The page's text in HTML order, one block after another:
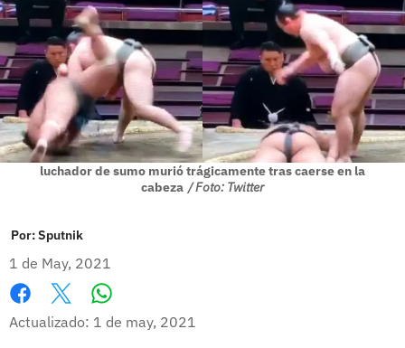
luchador de sumo murió trágicamente tras caerse en la
cabeza / Foto: Twitter
Por:Sputnik
1 de May, 2021
Facebook
X
Actualizado: 1 de may, 2021